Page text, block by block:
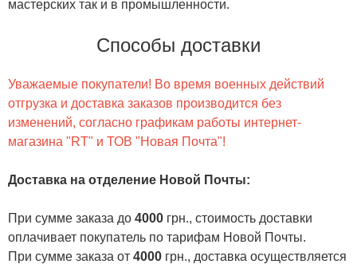
мастерских так и в промышленности.
Способы доставки
Уважаемые покупатели! Во время военных действий
отгрузка и доставка заказов производится без
изменений, согласно графикам работы интернет-
магазина "RT" и ТОВ "Новая Почта"!
Доставка на отделение Новой Почты:
При сумме заказа до 4000 грн., стоимость доставки
оплачивает покупатель по тарифам Новой Почты.
При сумме заказа от 4000 грн., доставка осуществляется